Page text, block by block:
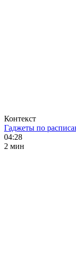
Контекст
Гаджеты по
04:28
2 мин